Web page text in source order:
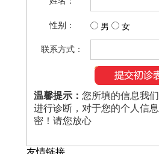
性别： 男 女
联系方式：
温馨提示： 您所填的信息我
进行诊断，对于您的个人信
密！请您放心